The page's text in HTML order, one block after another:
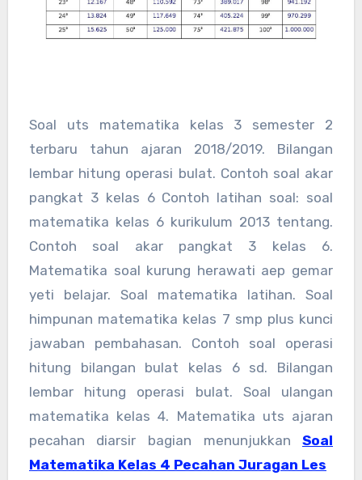
Soal uts matematika kelas 3 semester 2
terbaru tahun ajaran 2018/2019. Bilangan
lembar hitung operasi bulat. Contoh soal akar
pangkat 3 kelas 6 Contoh latihan soal: soal
matematika kelas 6 kurikulum 2013 tentang.
Contoh soal akar pangkat 3 kelas 6.
Matematika soal kurung herawati aep gemar
yeti belajar. Soal matematika latihan. Soal
himpunan matematika kelas 7 smp plus kunci
jawaban pembahasan. Contoh soal operasi
hitung bilangan bulat kelas 6 sd. Bilangan
lembar hitung operasi bulat. Soal ulangan
matematika kelas 4. Matematika uts ajaran
pecahan diarsir bagian menunjukkanSoal
Matematika Kelas 4 Pecahan Juragan Les